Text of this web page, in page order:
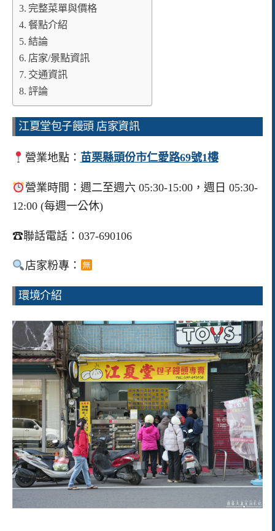
完整菜單與價格
餐點介紹
結論
店家/景點資訊
交通資訊
評論
江夏堂包子饅頭 店家資訊
營業地點： 苗栗縣頭份市仁愛路69號1樓
營業時間：週二至週六 05:30-15:00，週日 05:30-
12:00 (每週一公休)
☎聯話電話：037-690106
店家粉專：
環境介紹